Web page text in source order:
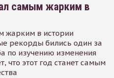
самым жарким в
жарким в истории
рекорды бились один за
по изучению изменения
что этот год станет самым